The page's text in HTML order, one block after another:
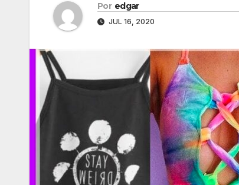
Por edgar
JUL 16, 2020